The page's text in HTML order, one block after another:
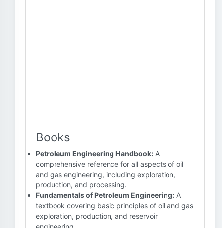
Books
Petroleum Engineering Handbook: A
comprehensive reference for all aspects of oil
and gas engineering, including exploration,
production, and processing.
Fundamentals of Petroleum Engineering: A
textbook covering basic principles of oil and gas
exploration, production, and reservoir
engineering.